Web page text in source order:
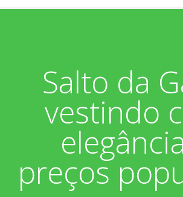
Convênio Online
Fotos
Notícias
Vídeos
Associados
Aniversariantes
Boletim Informativo
Extrato do Cartão ASP
Nossos Convênios
Sobre
Diretoria
Salto da
vestindo
preços